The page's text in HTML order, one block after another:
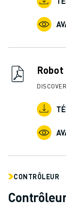
REJOIGNEZ-NOUS
CONTRÔLEUR